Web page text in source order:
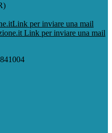
Link per inviare una mail
Link per inviare una mail